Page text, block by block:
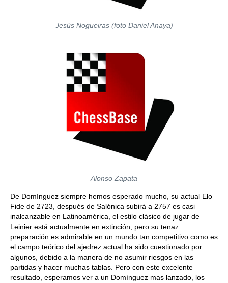
Jesús Nogueiras (foto Daniel Anaya)
Alonso Zapata
De Domínguez siempre hemos esperado mucho, su actual Elo
Fide de 2723, después de Salónica subirá a 2757 es casi
inalcanzable en Latinoamérica, el estilo clásico de jugar de
Leinier está actualmente en extinción, pero su tenaz
preparación es admirable en un mundo tan competitivo como es
el campo teórico del ajedrez actual ha sido cuestionado por
algunos, debido a la manera de no asumir riesgos en las
partidas y hacer muchas tablas. Pero con este excelente
resultado, esperamos ver a un Domínguez mas lanzado, los